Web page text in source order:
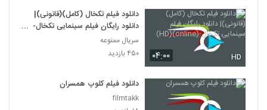
22
دانلود فیلم اطراف آرامش با کیفیت عالی
دانلود فیلم بغض با کیفیت عالی
۱,۵۰۱ بازدید
دانلود فیلم قصه پریا به کارگردانی فریدون
۰۴:۰۰ HD
دانلود فیلم تکخال (کامل)(قانونی)|
دانلود رایگان فیلم سینمایی تکخال-
(online)(HD)
سریال ممنوعه
۴۵۰ بازدید
دانلود فیلم کلوپ همسران
filmtakk